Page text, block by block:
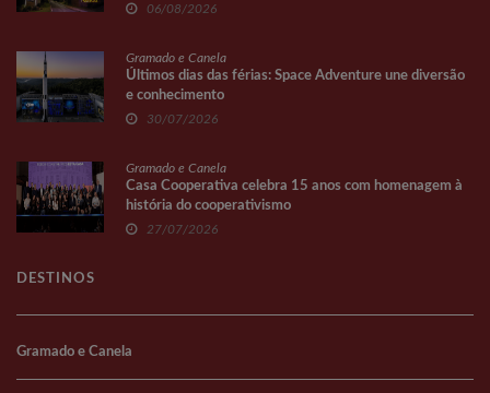
06/08/2026
Gramado e Canela
Últimos dias das férias: Space Adventure une diversão
e conhecimento
30/07/2026
Gramado e Canela
Casa Cooperativa celebra 15 anos com homenagem à
história do cooperativismo
27/07/2026
DESTINOS
Gramado e Canela